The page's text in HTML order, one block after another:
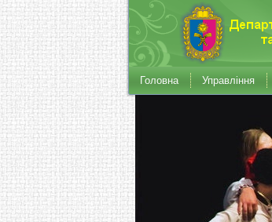
Головна Управління